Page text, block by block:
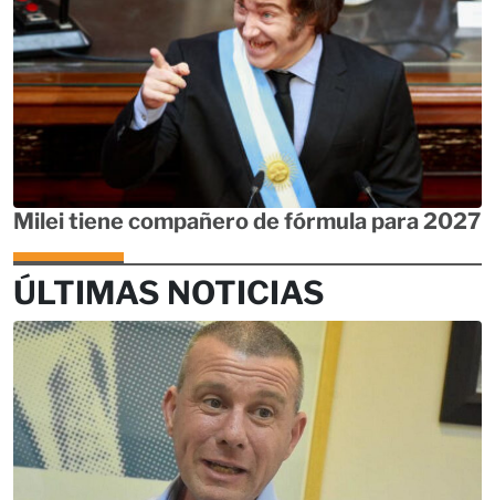
Milei tiene compañero de fórmula para 2027
ÚLTIMAS NOTICIAS